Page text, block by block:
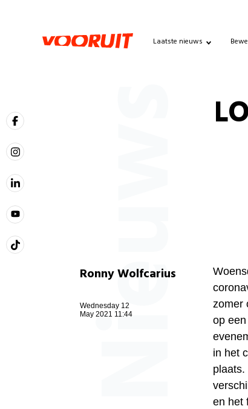
Laatste nieuws
Nieuws
Ronny Wolfcarius
Wednesday 12
May 2021 11:44
zomer
op
in het
en het